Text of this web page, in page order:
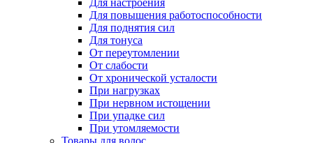
Для настроения
Для повышения работоспособности
Для поднятия сил
Для тонуса
От переутомлении
От слабости
От хронической усталости
При нагрузках
При нервном истощении
При упадке сил
При утомляемости
Товары для волос